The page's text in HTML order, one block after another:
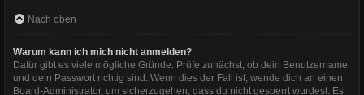
Nach oben
Warum kann ich mich nicht anmelden?
Dafür gibt es viele mögliche Gründe. Prüfe zunächst, ob dein Benutzername
und dein Passwort richtig sind. Wenn dies der Fall ist, wende dich an einen
Board-Administrator, um sicherzugehen, dass du nicht gesperrt wurdest. Es